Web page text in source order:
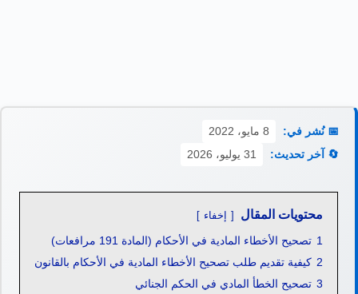
📅 نُشر في:
8 مايو، 2022
🔄 آخر تحديث:
31 يوليو، 2026
محتويات المقال إخفاء
1 تصحيح الأخطاء المادية في الأحكام (المادة 191 مرافعات)
2 كيفية تقديم طلب تصحيح الأخطاء المادية في الأحكام بالقانون
3 تصحيح الخطأ المادي في الحكم الجنائي